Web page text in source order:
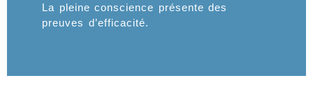
La pleine conscience présente des
preuves d’efficacité.